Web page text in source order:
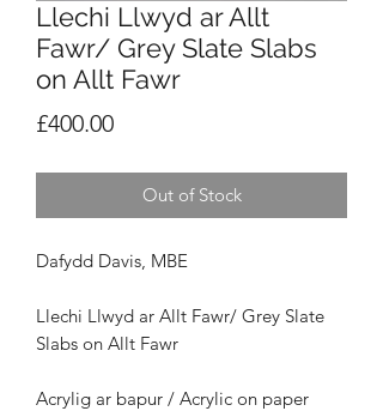
Llechi Llwyd ar Allt
Fawr/ Grey Slate Slabs
on Allt Fawr
£400.00Price
Out of Stock
Dafydd Davis, MBE
Llechi Llwyd ar Allt Fawr/ Grey Slate
Slabs on Allt Fawr
Acrylig ar bapur / Acrylic on paper